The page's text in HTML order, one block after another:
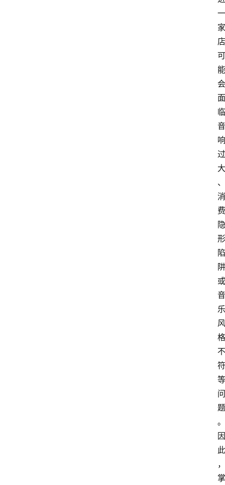
一
家
店
可
能
会
面
临
音
响
过
大
、
消
费
隐
形
陷
阱
或
音
乐
风
格
不
符
等
问
题
。
因
此
，
掌